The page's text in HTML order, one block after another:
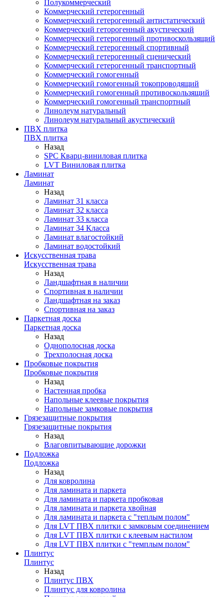
Полукоммерческий
Коммерческий гетерогенный
Коммерческий гетерогенный антистатический
Коммерческий геторогенный акустический
Коммерческий гетерогенный противоскользящий
Коммерческий гетерогенный спортивный
Коммерческий гетерогенный сценический
Коммерческий гетерогенный транспортный
Коммерческий гомогенный
Коммерческий гомогенный токопроводящий
Коммерческий гомогенный противоскользящий
Коммерческий гомогенный транспортный
Линолеум натуральный
Линолеум натуральный акустический
ПВХ плитка
ПВХ плитка
Назад
SPC Кварц-виниловая плитка
LVT Виниловая плитка
Ламинат
Ламинат
Назад
Ламинат 31 класса
Ламинат 32 класса
Ламинат 33 класса
Ламинат 34 Класса
Ламинат влагостойкий
Ламинат водостойкий
Искусственная трава
Искусственная трава
Назад
Ландшафтная в наличии
Спортивная в наличии
Ландшафтная на заказ
Спортивная на заказ
Паркетная доска
Паркетная доска
Назад
Однополосная доска
Трехполосная доска
Пробковые покрытия
Пробковые покрытия
Назад
Настенная пробка
Напольные клеевые покрытия
Напольные замковые покрытия
Грязезащитные покрытия
Грязезащитные покрытия
Назад
Влаговпитывающие дорожки
Подложка
Подложка
Назад
Для ковролина
Для ламината и паркета
Для ламината и паркета пробковая
Для ламината и паркета хвойная
Для ламината и паркета с "теплым полом"
Для LVT ПВХ плитки с замковым соединением
Для LVT ПВХ плитки с клеевым настилом
Для LVT ПВХ плитки с "темплым полом"
Плинтус
Плинтус
Назад
Плинтус ПВХ
Плинтус для ковролина